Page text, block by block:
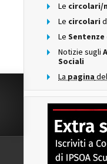
Le circolari/
Le circolari
Le Sentenze
Notizie sugli
Sociali
La pagina